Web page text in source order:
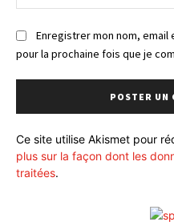
Enregistrer mon nom,
pour la prochaine fois que je
Ce site utilise Akismet pour
plus sur la façon dont les
traitées.